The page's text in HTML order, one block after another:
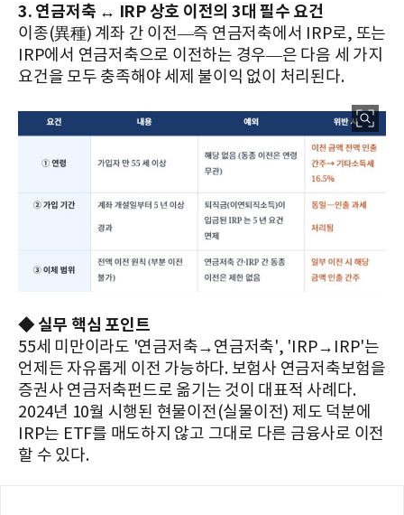
3. 연금저축 ↔ IRP 상호 이전의 3대 필수 요건
이종(異種) 계좌 간 이전—즉 연금저축에서 IRP로, 또는
IRP에서 연금저축으로 이전하는 경우—은 다음 세 가지
요건을 모두 충족해야 세제 불이익 없이 처리된다.
◆ 실무 핵심 포인트
55세 미만이라도 '연금저축→연금저축', 'IRP→IRP'는
언제든 자유롭게 이전 가능하다. 보험사 연금저축보험을
증권사 연금저축펀드로 옮기는 것이 대표적 사례다.
2024년 10월 시행된 현물이전(실물이전) 제도 덕분에
IRP는 ETF를 매도하지 않고 그대로 다른 금융사로 이전
할 수 있다.